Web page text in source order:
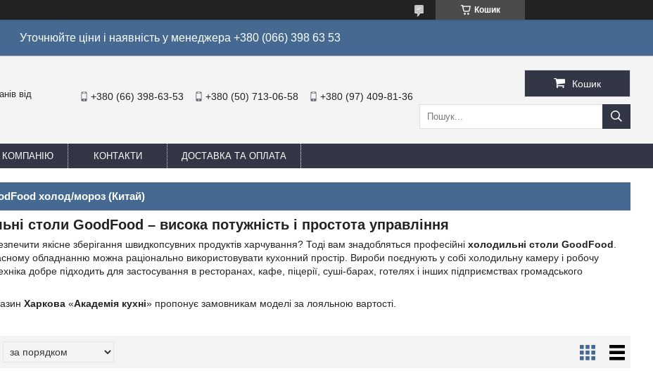
Кошик
Уточнюйте ціни і наявність у менеджера +380 (066) 398 63 53
від
+380 (66) 398-63-53 +380 (50) 713-06-58 +380 (97) 409-81-36
Кошик
КОМПАНІЮ КОНТАКТИ ДОСТАВКА ТА ОПЛАТА
холод/мороз (Китай)
столи GoodFood – висока потужність і простота управління
якісне зберігання швидкопсувних продуктів харчування? Тоді вам знадобляться професійні холодильні столи GoodFood
обладнанню можна раціонально використовувати кухонний простір. Вироби поєднують у собі холодильну камеру і робочу
добре підходить для застосування в ресторанах, кафе, піцерії, суші-барах, готелях і інших підприємствах громадського
Харкова «Академія кухні» пропонує замовникам моделі за лояльною вартості.